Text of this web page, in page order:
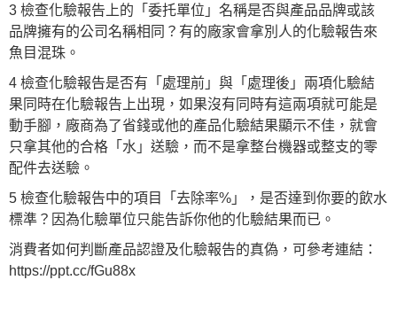
3 檢查化驗報告上的「委托單位」名稱是否與產品品牌或該
品牌擁有的公司名稱相同？有的廠家會拿別人的化驗報告來
魚目混珠。
4 檢查化驗報告是否有「處理前」與「處理後」兩項化驗結
果同時在化驗報告上出現，如果沒有同時有這兩項就可能是
動手腳，廠商為了省錢或他的產品化驗結果顯示不佳，就會
只拿其他的合格「水」送驗，而不是拿整台機器或整支的零
配件去送驗。
5 檢查化驗報告中的項目「去除率%」，是否達到你要的飲水
標準？因為化驗單位只能告訴你他的化驗結果而已。
消費者如何判斷產品認證及化驗報告的真偽，可參考連結：
https://ppt.cc/fGu88x